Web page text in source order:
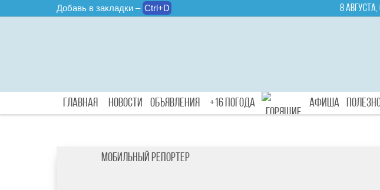
Добавь в закладки – Ctrl+D 8 августа,
Главная Новости Объявления +16 Погода Афиша
Мобильный репортер